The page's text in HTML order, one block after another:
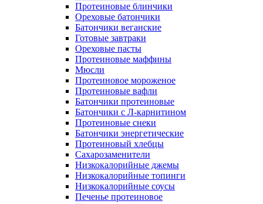
Протеиновые блинчики
Ореховые батончики
Батончики веганские
Готовые завтраки
Ореховые пасты
Протеиновые маффины
Мюсли
Протеиновое мороженое
Протеиновые вафли
Батончики протеиновые
Батончики с Л-карнитином
Протеиновые снеки
Батончики энергетические
Протеиновый хлебцы
Сахарозаменители
Низкокалорийные джемы
Низкокалорийные топинги
Низкокалорийные соусы
Печенье протеиновое